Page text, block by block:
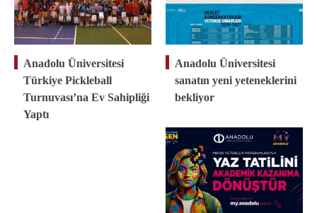
Anadolu Üniversitesi
Türkiye Pickleball
Turnuvası’na Ev Sahipliği
Yaptı
Anadolu Üniversitesi
sanatın yeni yeteneklerini
bekliyor